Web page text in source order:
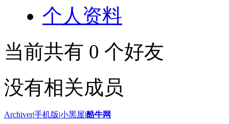
个人资料
当前共有 0 个好友
没有相关成员
Archiver|手机版|小黑屋|酷牛网